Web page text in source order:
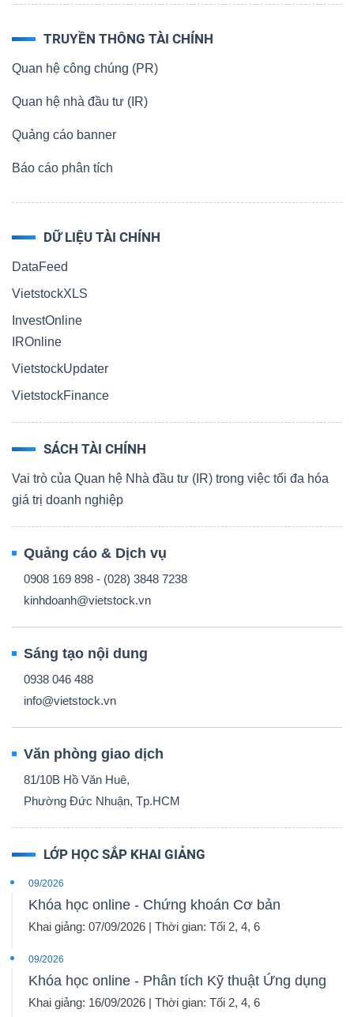
TRUYỀN THÔNG TÀI CHÍNH
Quan hệ công chúng (PR)
Quan hệ nhà đầu tư (IR)
Quảng cáo banner
Báo cáo phân tích
DỮ LIỆU TÀI CHÍNH
DataFeed
VietstockXLS
InvestOnline
IROnline
VietstockUpdater
VietstockFinance
SÁCH TÀI CHÍNH
Vai trò của Quan hệ Nhà đầu tư (IR) trong việc tối đa hóa
giá trị doanh nghiệp
Quảng cáo & Dịch vụ
0908 169 898 - (028) 3848 7238
kinhdoanh@vietstock.vn
Sáng tạo nội dung
0938 046 488
info@vietstock.vn
Văn phòng giao dịch
81/10B Hồ Văn Huê,
Phường Đức Nhuận, Tp.HCM
LỚP HỌC SẮP KHAI GIẢNG
09/2026
Khóa học online - Chứng khoán Cơ bản
Khai giảng: 07/09/2026 | Thời gian: Tối 2, 4, 6
09/2026
Khóa học online - Phân tích Kỹ thuật Ứng dụng
Khai giảng: 16/09/2026 | Thời gian: Tối 2, 4, 6